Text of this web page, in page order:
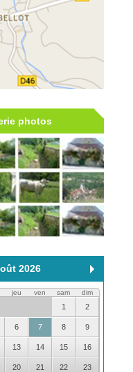
photos
2026
jeu ven sam dim
1 2
6 7 8 9
13 14 15 16
20 21 22 23